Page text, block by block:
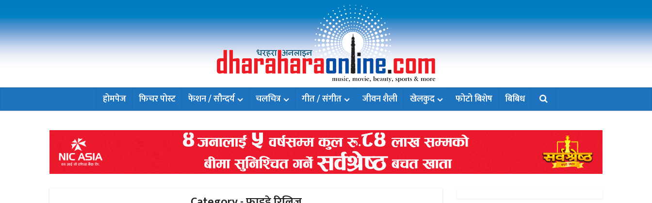
होमपेज फिचर पोस्ट फेशन / सौन्दर्य चलचित्र गीत / संगीत जीवन शैली खेलकुद फोटो बिशेष बिबिध